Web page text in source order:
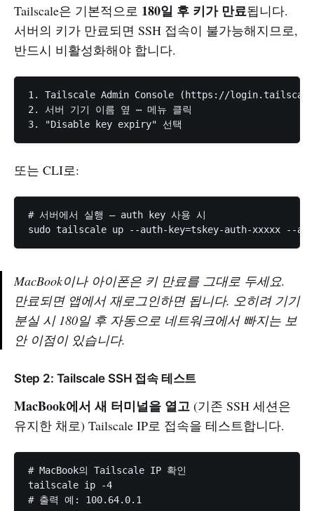
Tailscale은 기본적으로 180일 후 키가 만료됩니다.
서버의 키가 만료되면 SSH 접속이 불가능해지므로,
반드시 비활성화해야 합니다.
1. Tailscale Admin Console (https://
2. 서버 기기 이름 옆 ⋯ 메뉴 클릭
또는 CLI로:
# 서버에서 실행 — auth key 사용 시
MacBook이나 아이폰은 키 만료를 그대로 두세요.
만료되면 앱에서 재로그인하면 됩니다. 오히려 기기
분실 시 180일 후 자동으로 네트워크에서 빠지는 보
안 이점이 있습니다.
Step 2: Tailscale SSH 접속 테스트
MacBook에서 새 터미널을 열고 (기존 SSH 세션은
유지한 채로) Tailscale IP로 접속을 테스트합니다.
# MacBook의 Tailscale IP 확인
tailscale ip -4
# 출력 예: 100.64.0.1